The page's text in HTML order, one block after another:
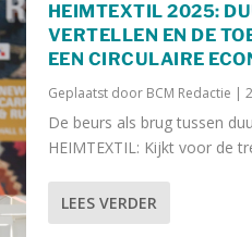
HEIMTEXTIL 2025:
VERTELLEN EN DE
EEN CIRCULAIRE
Geplaatst door BCM Redactie
De beurs als brug tussen
HEIMTEXTIL: Kijkt voor de
LEES VERDER